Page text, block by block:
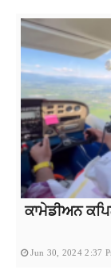
ਕਾਮੇਡੀਅਨ
Jun 30, 2024 2:37